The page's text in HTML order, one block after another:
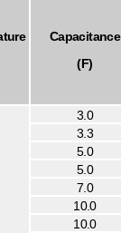
Capacitance
(F)
3.0
3.3
5.0
5.0
7.0
10.0
10.0